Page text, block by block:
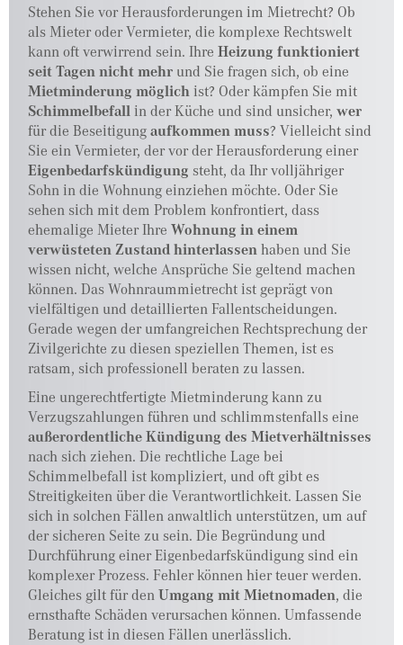
Stehen Sie vor Herausforderungen im Mietrecht? Ob
als Mieter oder Vermieter, die komplexe Rechtswelt
kann oft verwirrend sein. IhreHeizung funktioniert
seit Tagen nicht mehr und Sie fragen sich, ob eine
Mietminderung möglichist? Oder kämpfen Sie mit
Schimmelbefallin der Küche und sind unsicher,wer
für die Beseitigungaufkommen muss? Vielleicht sind
Sie ein Vermieter, der vor der Herausforderung einer
Eigenbedarfskündigung steht, da Ihr volljähriger
Sohn in die Wohnung einziehen möchte. Oder Sie
sehen sich mit dem Problem konfrontiert, dass
ehemalige Mieter IhreWohnung in einem
verwüsteten Zustand hinterlassenhaben und Sie
wissen nicht, welche Ansprüche Sie geltend machen
können. Das Wohnraummietrecht ist geprägt von
vielfältigen und detaillierten Fallentscheidungen.
Gerade wegen der umfangreichen Rechtsprechung der
Zivilgerichte zu diesen speziellen Themen, ist es
ratsam, sich professionell beraten zu lassen.
Eine ungerechtfertigte Mietminderung kann zu
Verzugszahlungen führen und schlimmstenfalls eine
außerordentliche Kündigung des Mietverhältnisses
nach sich ziehen. Die rechtliche Lage bei
Schimmelbefall ist kompliziert, und oft gibt es
Streitigkeiten über die Verantwortlichkeit. Lassen Sie
sich in solchen Fällen anwaltlich unterstützen, um auf
der sicheren Seite zu sein. Die Begründung und
Durchführung einer Eigenbedarfskündigung sind ein
komplexer Prozess. Fehler können hier teuer werden.
Gleiches gilt für denUmgang mit Mietnomaden, die
ernsthafte Schäden verursachen können. Umfassende
Beratung ist in diesen Fällen unerlässlich.